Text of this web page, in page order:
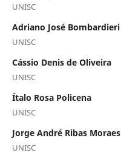
UNISC
Adriano José Bombardieri
UNISC
Cássio Denis de Oliveira
UNISC
Ítalo Rosa Policena
UNISC
Jorge André Ribas Moraes
UNISC